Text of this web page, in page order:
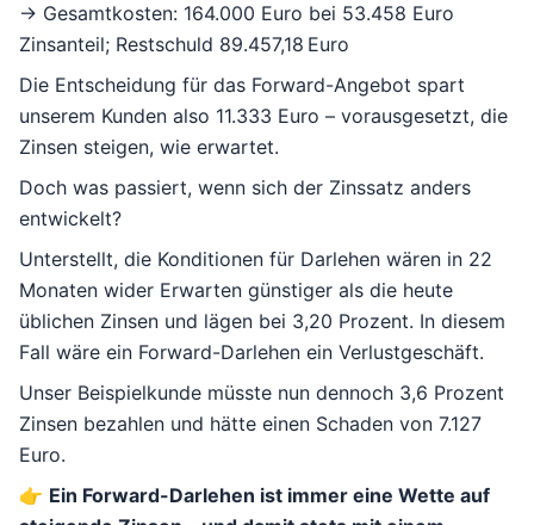
→ Gesamtkosten: 164.000 Euro bei 53.458 Euro
Zinsanteil; Restschuld 89.457,18 Euro
Die Entscheidung für das Forward-Angebot spart
unserem Kunden also 11.333 Euro – vorausgesetzt, die
Zinsen steigen, wie erwartet.
Doch was passiert, wenn sich der Zinssatz anders
entwickelt?
Unterstellt, die Konditionen für Darlehen wären in 22
Monaten wider Erwarten günstiger als die heute
üblichen Zinsen und lägen bei 3,20 Prozent. In diesem
Fall wäre ein Forward-Darlehen ein Verlustgeschäft.
Unser Beispielkunde müsste nun dennoch 3,6 Prozent
Zinsen bezahlen und hätte einen Schaden von 7.127
Euro.
👉 Ein Forward-Darlehen ist immer eine Wette auf